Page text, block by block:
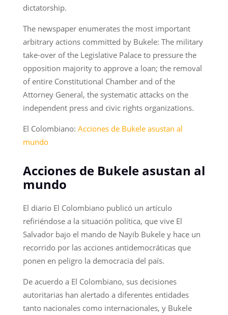
dictatorship.
The newspaper enumerates the most important
arbitrary actions committed by Bukele: The military
take-over of the Legislative Palace to pressure the
opposition majority to approve a loan; the removal
of entire Constitutional Chamber and of the
Attorney General, the systematic attacks on the
independent press and civic rights organizations.
El Colombiano: Acciones de Bukele asustan al
mundo
Acciones de Bukele asustan al
mundo
El diario El Colombiano publicó un artículo
refiriéndose a la situación política, que vive El
Salvador bajo el mando de Nayib Bukele y hace un
recorrido por las acciones antidemocráticas que
ponen en peligro la democracia del país.
De acuerdo a El Colombiano, sus decisiones
autoritarias han alertado a diferentes entidades
tanto nacionales como internacionales, y Bukele